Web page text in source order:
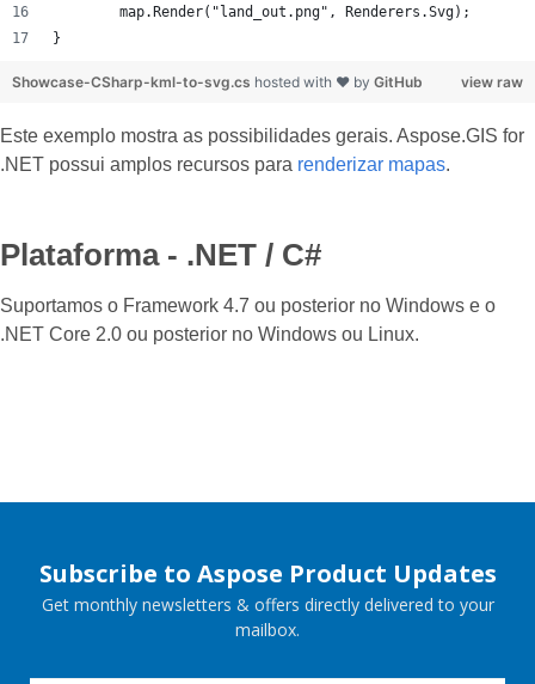
	map.Render("land_out.png", Renderers.Svg);
}
view raw
Showcase-CSharp-kml-to-svg.cs hosted with ❤ by GitHub
Este exemplo mostra as possibilidades gerais. Aspose.GIS for
.NET possui amplos recursos para renderizar mapas.
Plataforma - .NET / C#
Suportamos o Framework 4.7 ou posterior no Windows e o
.NET Core 2.0 ou posterior no Windows ou Linux.
Subscribe to Aspose Product Updates
Get monthly newsletters & offers directly delivered to your
mailbox.